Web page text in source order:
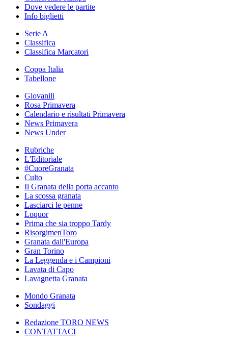
Dove vedere le partite
Info biglietti
Serie A
Classifica
Classifica Marcatori
Coppa Italia
Tabellone
Giovanili
Rosa Primavera
Calendario e risultati Primavera
News Primavera
News Under
Rubriche
L'Editoriale
#CuoreGranata
Culto
Il Granata della porta accanto
La scossa granata
Lasciarci le penne
Loquor
Prima che sia troppo Tardy
RisorgimenToro
Granata dall'Europa
Gran Torino
La Leggenda e i Campioni
Lavata di Capo
Lavagnetta Granata
Mondo Granata
Sondaggi
Redazione TORO NEWS
CONTATTACI